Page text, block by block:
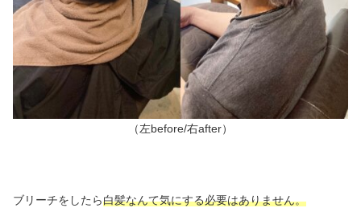
（左before/右after）
ブリーチをしたら白髪なんて気にする必要はありません。